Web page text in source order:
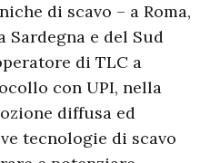
di scavo – a Roma,
e del Sud
di TLC a
con UPI, nella
diffusa ed
tecnologie di scavo